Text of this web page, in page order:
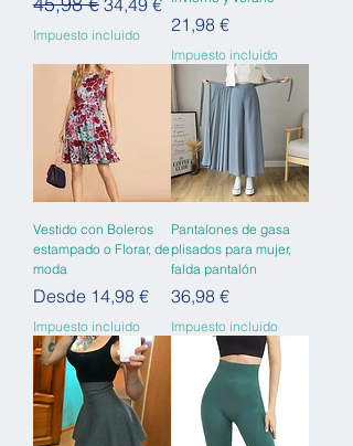
Impuesto incluido
Precio
21,98 €
Impuesto incluido
Vestido con Boleros
estampado o Florar, de
moda
Desde 14,98 €
Precio de oferta
Impuesto incluido
Pantalones de gasa
plisados para mujer,
falda pantalón
Precio
36,98 €
Impuesto incluido